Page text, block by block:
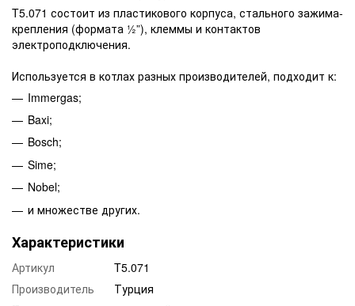
T5.071 состоит из пластикового корпуса, стального зажима-
крепления (формата ½”), клеммы и контактов
электроподключения.
Используется в котлах разных производителей, подходит к:
Immergas;
Baxi;
Bosch;
Sime;
Nobel;
и множестве других.
Характеристики
Артикул
T5.071
Производитель
Турция